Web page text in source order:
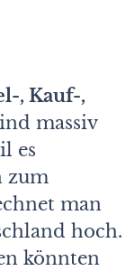
, Kauf-,
massiv
es
zum
man
hoch.
könnten